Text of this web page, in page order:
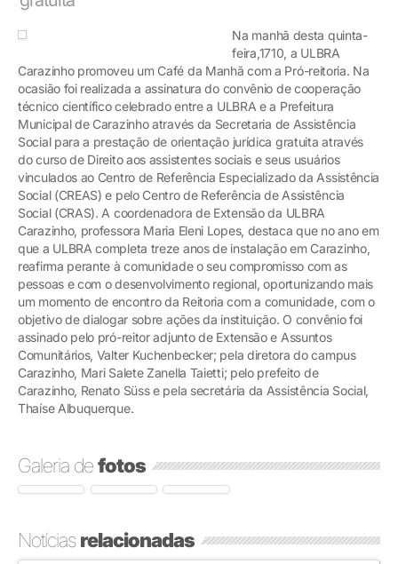
Na manhã desta quinta-
feira,1710, a ULBRA
Carazinho promoveu um Café da Manhã com a Pró-reitoria. Na
ocasião foi realizada a assinatura do convênio de cooperação
técnico científico celebrado entre a ULBRA e a Prefeitura
Municipal de Carazinho através da Secretaria de Assistência
Social para a prestação de orientação jurídica gratuita através
do curso de Direito aos assistentes sociais e seus usuários
vinculados ao Centro de Referência Especializado da Assistência
Social (CREAS) e pelo Centro de Referência de Assistência
Social (CRAS). A coordenadora de Extensão da ULBRA
Carazinho, professora Maria Eleni Lopes, destaca que no ano em
que a ULBRA completa treze anos de instalação em Carazinho,
reafirma perante à comunidade o seu compromisso com as
pessoas e com o desenvolvimento regional, oportunizando mais
um momento de encontro da Reitoria com a comunidade, com o
objetivo de dialogar sobre ações da instituição. O convênio foi
assinado pelo pró-reitor adjunto de Extensão e Assuntos
Comunitários, Valter Kuchenbecker; pela diretora do campus
Carazinho, Mari Salete Zanella Taietti; pelo prefeito de
Carazinho, Renato Süss e pela secretária da Assistência Social,
Thaíse Albuquerque.
Galeria defotos
Notíciasrelacionadas